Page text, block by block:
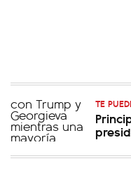
TE